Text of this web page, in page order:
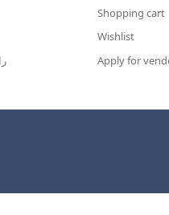
Shopping cart
Wishlist
Apply for